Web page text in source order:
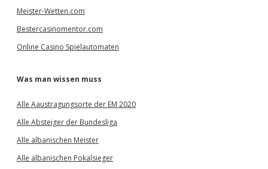
Meister-Wetten.com
Bestercasinomentor.com
Online Casino Spielautomaten
Was man wissen muss
Alle Aaustragungsorte der EM 2020
Alle Absteiger der Bundesliga
Alle albanischen Meister
Alle albanischen Pokalsieger